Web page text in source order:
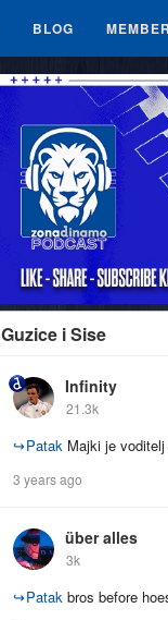
BLOG
Guzice i Sise
Infinity
21.3k
↪Patak Majki je
3 years ago
über alles
3k
↪Patak bros before